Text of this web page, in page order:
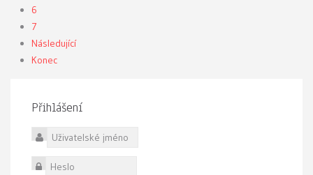
6
7
Následující
Konec
Přihlášení
Uživatelské jméno
Heslo